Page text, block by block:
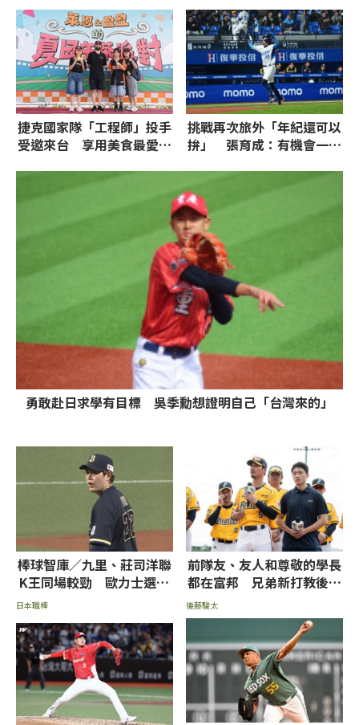
捷克國家隊「工程師」投手
受邀來台 享用美食最愛鳳
挑戰再次旅外「年紀還可以
拚」 張育成：有機會一定
勇敢赴日求學有目標 吳季勳想證明自己「台灣來的」
棒球智庫／九里、莊司洋聯
K王同場較勁 歐力士選球
日本職棒
前隊友、友人和尊敬的學長
都在富邦 兄弟新打教後藤
駿太：不想輸他們
後藤駿太